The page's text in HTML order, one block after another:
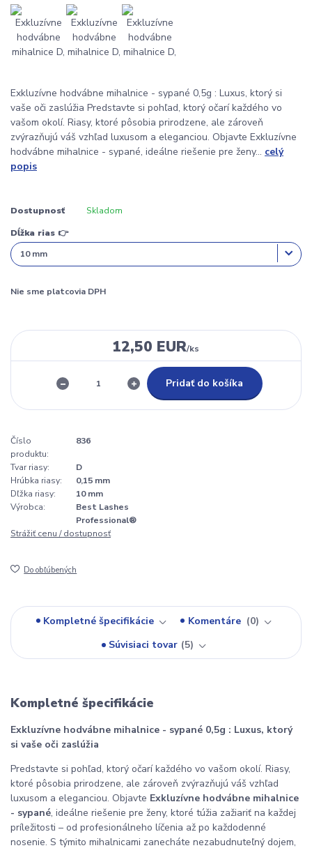
Exkluzívne hodvábne mihalnice - sypané 0,5g : Luxus, ktorý si
vaše oči zaslúžia Predstavte si pohľad, ktorý očarí každého vo
vašom okolí. Riasy, ktoré pôsobia prirodzene, ale zároveň
zvýrazňujú váš vzhľad luxusom a eleganciou. Objavte Exkluzívne
hodvábne mihalnice - sypané, ideálne riešenie pre ženy... celý
popis
Dostupnosť Skladom
Dĺžka rias 👉
Nie sme platcovia DPH
12,50 EUR/ks
Pridať do košíka
Číslo
produktu:
836
Tvar riasy:
D
Hrúbka riasy:
0,15 mm
Dľžka riasy:
10 mm
Výrobca:
Best Lashes
Professional®
Strážiť cenu / dostupnosť
Do obľúbených
Kompletné špecifikácie Komentáre
0
Súvisiaci tovar 5
Kompletné špecifikácie
Exkluzívne hodvábne mihalnice - sypané 0,5g : Luxus, ktorý
si vaše oči zaslúžia
Predstavte si pohľad, ktorý očarí každého vo vašom okolí. Riasy,
ktoré pôsobia prirodzene, ale zároveň zvýrazňujú váš vzhľad
luxusom a eleganciou. Objavte Exkluzívne hodvábne mihalnice
- sypané, ideálne riešenie pre ženy, ktoré túžia zažiariť na každej
príležitosti – od profesionálneho líčenia až po každodenné
nosenie. S týmito mihalnicami zanecháte nezabudnuteľný dojem,